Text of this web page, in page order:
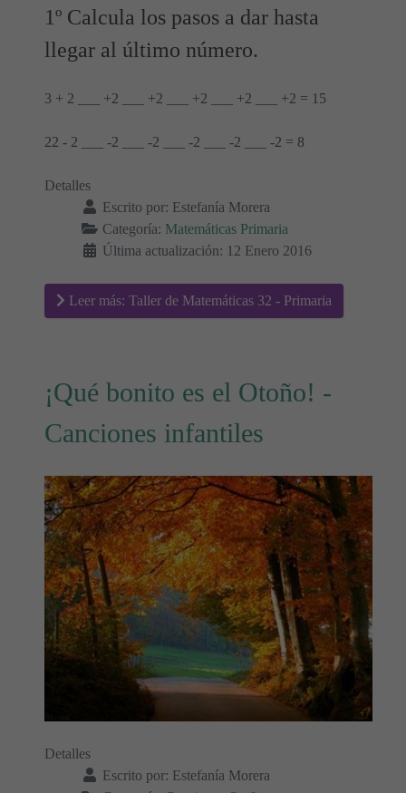
1º Calcula los pasos a dar hasta
llegar al último número.
3 + 2 ___ +2 ___ +2 ___ +2 ___ +2 ___ +2 = 15
22 - 2 ___ -2 ___ -2 ___ -2 ___ -2 ___ -2 = 8
Detalles
Escrito por: Estefanía Morera
Categoría: Matemáticas Primaria
Última actualización: 12 Enero 2016
Leer más: Taller de Matemáticas 32 - Primaria
¡Qué bonito es el Otoño! -
Canciones infantiles
Detalles
Escrito por: Estefanía Morera